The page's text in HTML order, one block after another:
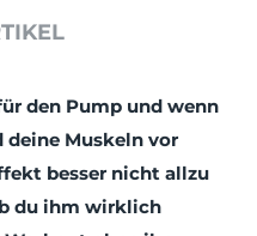
den Pump und wenn
Muskeln vor
besser nicht allzu
du ihm wirklich